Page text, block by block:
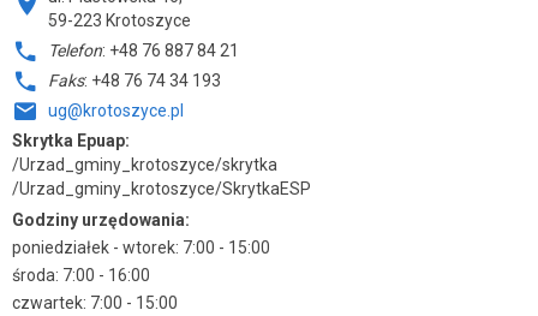
59-223 Krotoszyce
Telefon: +48 76 887 84 21
Faks: +48 76 74 34 193
ug@krotoszyce.pl
Skrytka Epuap:
/Urzad_gminy_krotoszyce/skrytka
/Urzad_gminy_krotoszyce/SkrytkaESP
Godziny urzędowania:
poniedziałek - wtorek: 7:00 - 15:00
środa: 7:00 - 16:00
czwartek: 7:00 - 15:00